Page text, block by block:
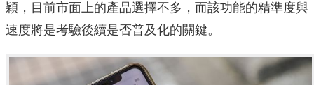
穎，目前市面上的產品選擇不多，而該功能的精準度與
速度將是考驗後續是否普及化的關鍵。